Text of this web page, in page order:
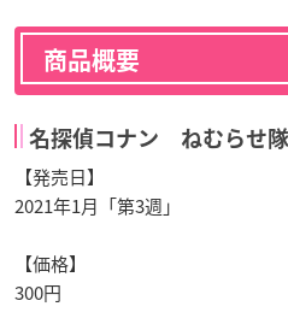
商品概要
名探偵コナン ねむらせ隊
【発売日】
2021年1月「第3週」
【価格】
300円